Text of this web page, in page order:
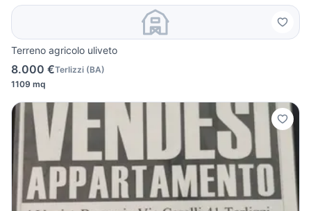
Terreno agricolo uliveto
8.000 €Terlizzi (BA)
1109 mq